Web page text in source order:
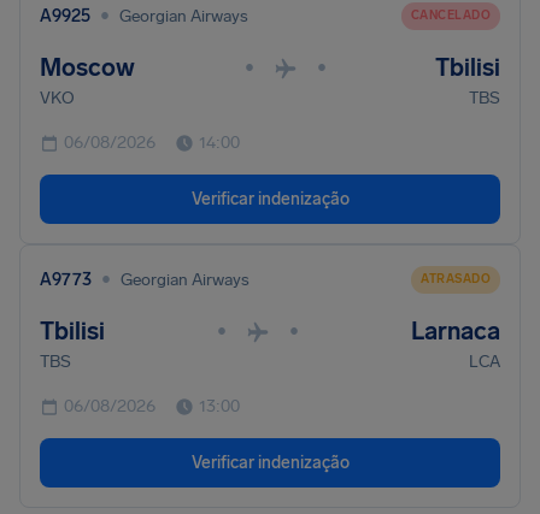
A9925 • Georgian Airways CANCELADO
Moscow • • Tbilisi
VKO TBS
06/08/2026 14:00
Verificar indenização
A9773 • Georgian Airways ATRASADO
Tbilisi • • Larnaca
TBS LCA
06/08/2026 13:00
Verificar indenização